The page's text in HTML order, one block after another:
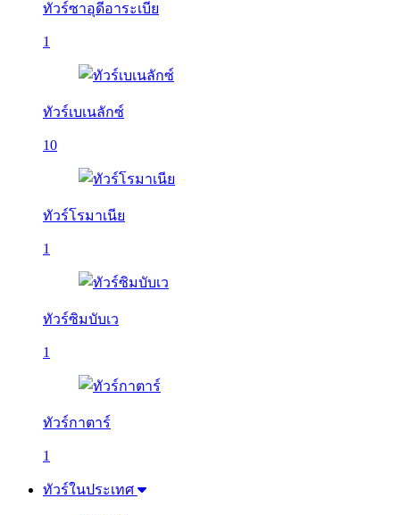
ทัวร์ซาอุดีอาระเบีย
1
ทัวร์เบเนลักซ์
10
ทัวร์โรมาเนีย
1
ทัวร์ซิมบับเว
1
ทัวร์กาตาร์
1
ทัวร์ในประเทศ